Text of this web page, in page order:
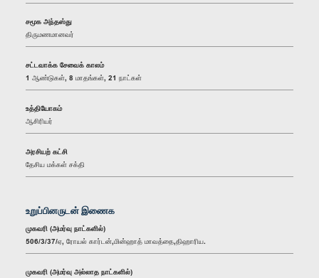
சமூக அந்தஸ்து
திருமணமானவர்
சட்டவாக்க சேவைக் காலம்
1 ஆண்டுகள், 8 மாதங்கள், 21 நாட்கள்
உத்தியோகம்
ஆசிரியர்
அரசியற் கட்சி
தேசிய மக்கள் சக்தி
உறுப்பினருடன் இணைக
முகவரி (அமர்வு நாட்களில்)
506/3/37/ஏ, ரோயல் கார்டன்,மின்ஹாத் மாவத்தை,திஹாரிய.
முகவரி (அமர்வு அல்லாத நாட்களில்)